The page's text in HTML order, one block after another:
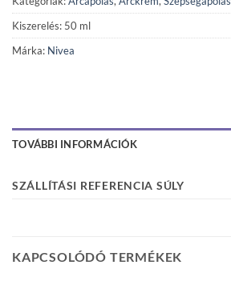
Kiszerelés: 50 ml
Márka: Nivea
TOVÁBBI INFORMÁCIÓK
SZÁLLÍTÁSI REFERENCIA SÚLY
KAPCSOLÓDÓ TERMÉKEK